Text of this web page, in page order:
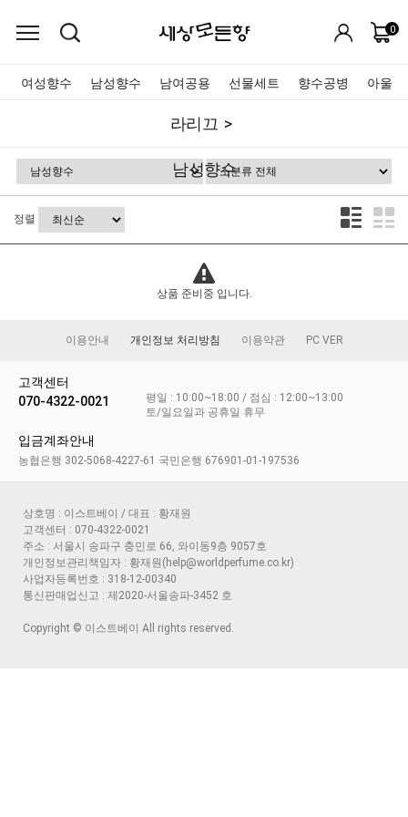
0
여성향수 남성향수 남여공용 선물세트 향수공병 아울렛
라리끄
남성향수
정렬
상품 준비중 입니다.
이용안내 개인정보 처리방침 이용약관 PC VER
고객센터
070-4322-0021
평일 : 10:00~18:00 / 점심 : 12:00~13:00
토/일요일과 공휴일 휴무
입금계좌안내
농협은행 302-5068-4227-61 국민은행 676901-01-197536
상호명 : 이스트베이 / 대표 : 황재원
고객센터 : 070-4322-0021
주소 : 서울시 송파구 충민로 66, 와이동9층 9057호
개인정보관리책임자 : 황재원(help@worldperfume.co.kr)
사업자등록번호 : 318-12-00340
통신판매업신고 : 제2020-서울송파-3452 호
Copyright © 이스트베이 All rights reserved.